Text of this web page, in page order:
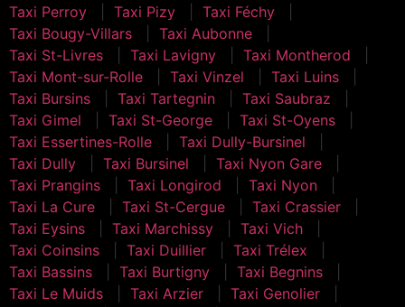
Taxi Perroy
Taxi Pizy
Taxi Féchy
Taxi Bougy-Villars
Taxi Aubonne
Taxi St-Livres
Taxi Lavigny
Taxi Montherod
Taxi Mont-sur-Rolle
Taxi Vinzel
Taxi Luins
Taxi Bursins
Taxi Tartegnin
Taxi Saubraz
Taxi Gimel
Taxi St-George
Taxi St-Oyens
Taxi Essertines-Rolle
Taxi Dully-Bursinel
Taxi Dully
Taxi Bursinel
Taxi Nyon Gare
Taxi Prangins
Taxi Longirod
Taxi Nyon
Taxi La Cure
Taxi St-Cergue
Taxi Crassier
Taxi Eysins
Taxi Marchissy
Taxi Vich
Taxi Coinsins
Taxi Duillier
Taxi Trélex
Taxi Bassins
Taxi Burtigny
Taxi Begnins
Taxi Le Muids
Taxi Arzier
Taxi Genolier